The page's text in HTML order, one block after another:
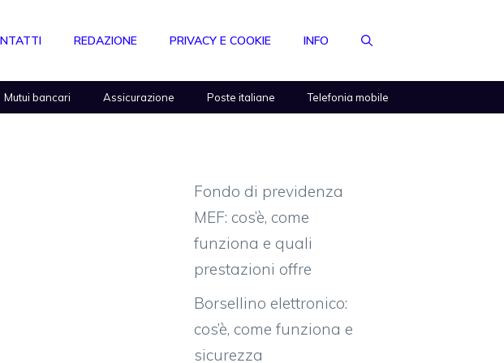
REDAZIONE PRIVACY E COOKIE INFO
Mutui bancari Assicurazione Poste italiane Telefonia mobile
Fondo di previdenza
MEF: cos’è, come
funziona e quali
prestazioni offre
Borsellino elettronico:
cos’è, come funziona e
sicurezza